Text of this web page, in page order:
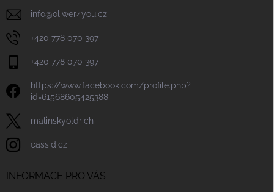
info@oliwer4you.cz
+420 778 070 397
+420 778 070 397
https://www.facebook.com/profile.php?
id=61568605425388
malinskyoldrich
cassidicz
INFORMACE PRO VÁS